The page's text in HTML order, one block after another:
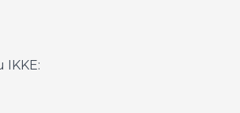
IKKE: